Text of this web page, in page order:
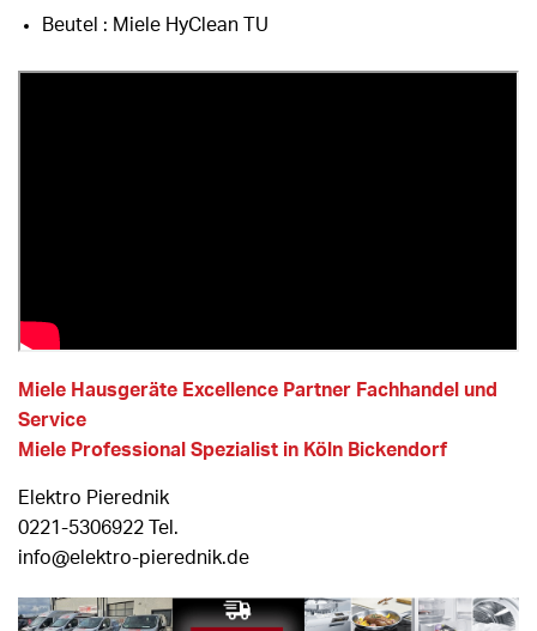
Beutel : Miele HyClean TU
Miele Hausgeräte Excellence Partner Fachhandel und
Service
Miele Professional Spezialist in Köln Bickendorf
Elektro Pierednik
0221-5306922 Tel.
info@elektro-pierednik.de